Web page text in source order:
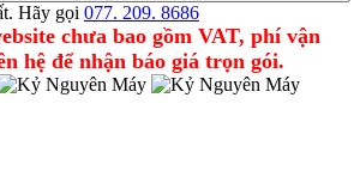
Hãy gọi 077. 209. 8686
chưa bao gồm VAT, phí vận
hệ để nhận báo giá trọn gói.